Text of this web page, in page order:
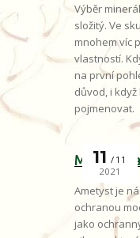
Výběr
složitý. Ve
mnohem víc
vlastností.
na první
důvod, i
pojmenovat.
Mocná
11
11
2021
Ametyst je
ochranou
jako